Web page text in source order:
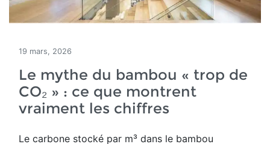
19 mars, 2026
Le mythe du bambou « trop de
CO₂ » : ce que montrent
vraiment les chiffres
Le carbone stocké par m³ dans le bambou